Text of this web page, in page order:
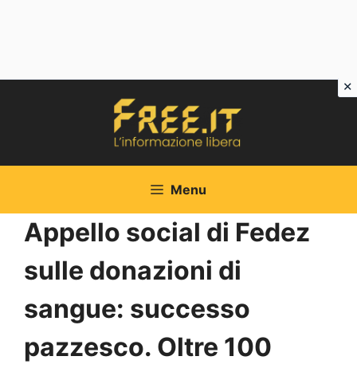
Menu
Appello social di Fedez
sulle donazioni di
sangue: successo
pazzesco. Oltre 100